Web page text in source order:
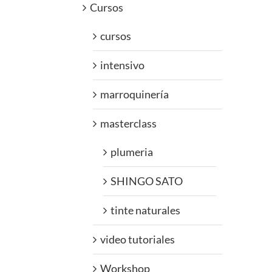
Cursos
cursos
intensivo
marroquinería
masterclass
plumeria
SHINGO SATO
tinte naturales
video tutoriales
Workshop